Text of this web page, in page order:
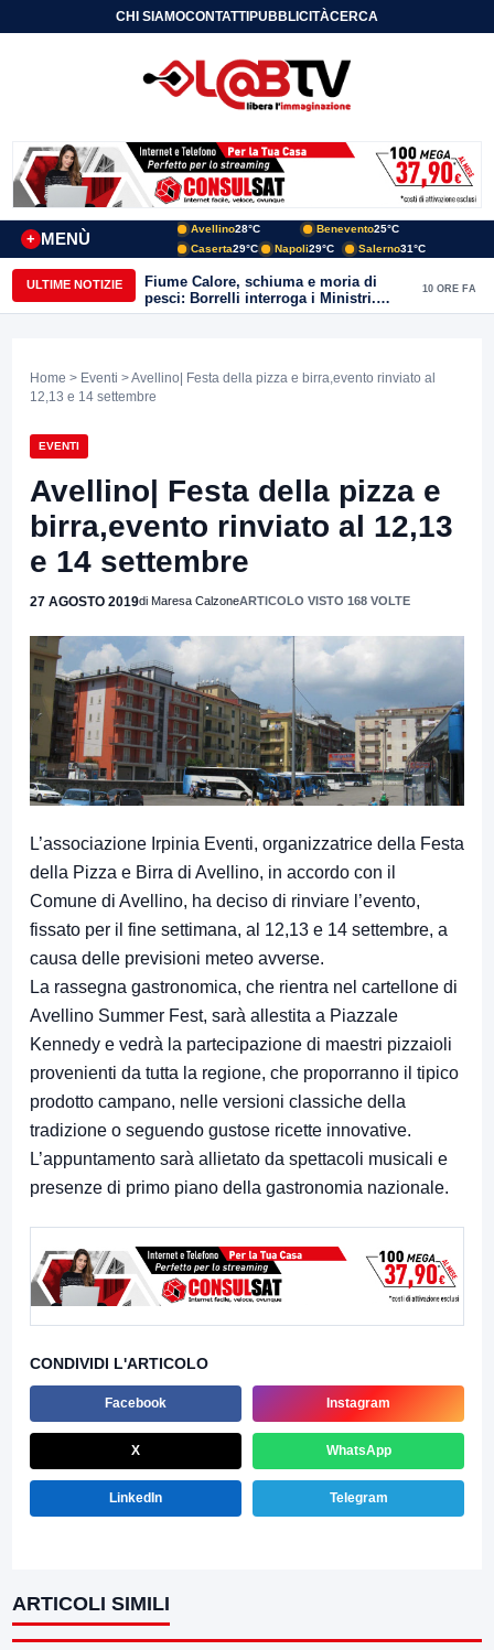
CHI SIAMOCONTATTIPUBBLICITÀCERCA
MENÙ
+
Avellino28°C Benevento25°C
Caserta29°C Napoli29°C Salerno31°C
ULTIME NOTIZIE
Fiume Calore, schiuma e moria di
pesci: Borrelli interroga i Ministri.
“Benevento paga l’assenza del
10 ORE FA
Home > Eventi > Avellino| Festa della pizza e birra,evento rinviato al
12,13 e 14 settembre
EVENTI
Avellino| Festa della pizza e
birra,evento rinviato al 12,13
e 14 settembre
27 AGOSTO 2019di Maresa CalzoneARTICOLO VISTO 168 VOLTE
L’associazione Irpinia Eventi, organizzatrice della Festa
della Pizza e Birra di Avellino, in accordo con il
Comune di Avellino, ha deciso di rinviare l’evento,
fissato per il fine settimana, al 12,13 e 14 settembre, a
causa delle previsioni meteo avverse.
La rassegna gastronomica, che rientra nel cartellone di
Avellino Summer Fest, sarà allestita a Piazzale
Kennedy e vedrà la partecipazione di maestri pizzaioli
provenienti da tutta la regione, che proporranno il tipico
prodotto campano, nelle versioni classiche della
tradizione o seguendo gustose ricette innovative.
L’appuntamento sarà allietato da spettacoli musicali e
presenze di primo piano della gastronomia nazionale.
CONDIVIDI L'ARTICOLO
Facebook Instagram
X WhatsApp
LinkedIn Telegram
ARTICOLI SIMILI